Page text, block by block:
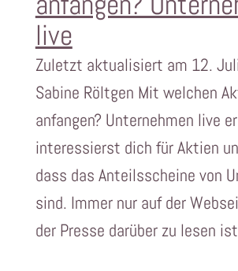
live
Zuletzt aktualisiert am 12.
Sabine Röltgen Mit welchen
anfangen? Unternehmen live
interessierst dich für Aktien
dass das Anteilsscheine von
sind. Immer nur auf der
der Presse darüber zu lesen